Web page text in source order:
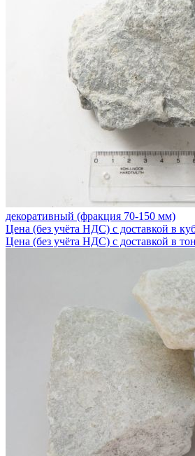
декоративный (фракция 70-150 мм)
Цена (без учёта НДС) с доставкой в
Цена (без учёта НДС) с доставкой в